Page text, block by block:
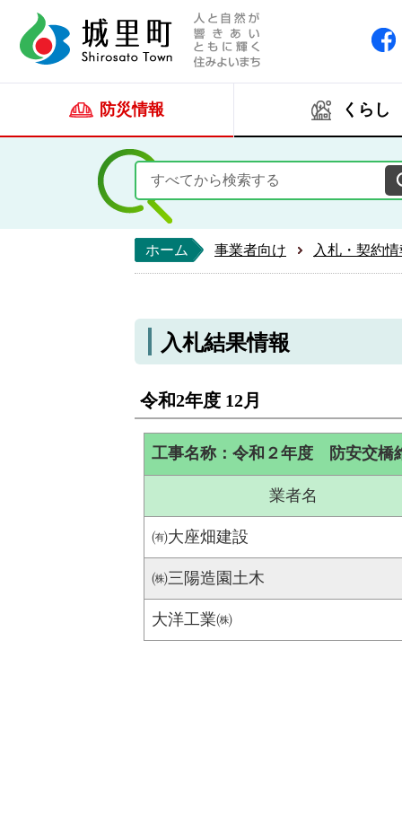
防災情報 くらし
ホーム 事業者向け 入札・契約
入札結果情報
令和2年度 12月
工事名称：令和２年度 防安交
業者名
㈲大座畑建設
㈱三陽造園土木
大洋工業㈱